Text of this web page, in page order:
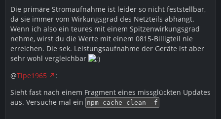
Code
npm -v
8. CURL Manuell installieren
Code
Die primäre Stromaufnahme ist leider so nicht feststellbar,
da sie immer vom Wirkungsgrad des Netzteils abhängt.
Wenn ich also ein teures mit einem Spitzenwirkungsgrad
nehme, wirst du die Werte mit einem 0815-Billigteil nie
erreichen. Die sek. Leistungsaufnahme der Geräte ist aber
sehr wohl vergleichbar
@Tipe1965
:
Sieht fast nach einem Fragment eines missglückten Updates
aus. Versuche mal ein npm cache clean -f